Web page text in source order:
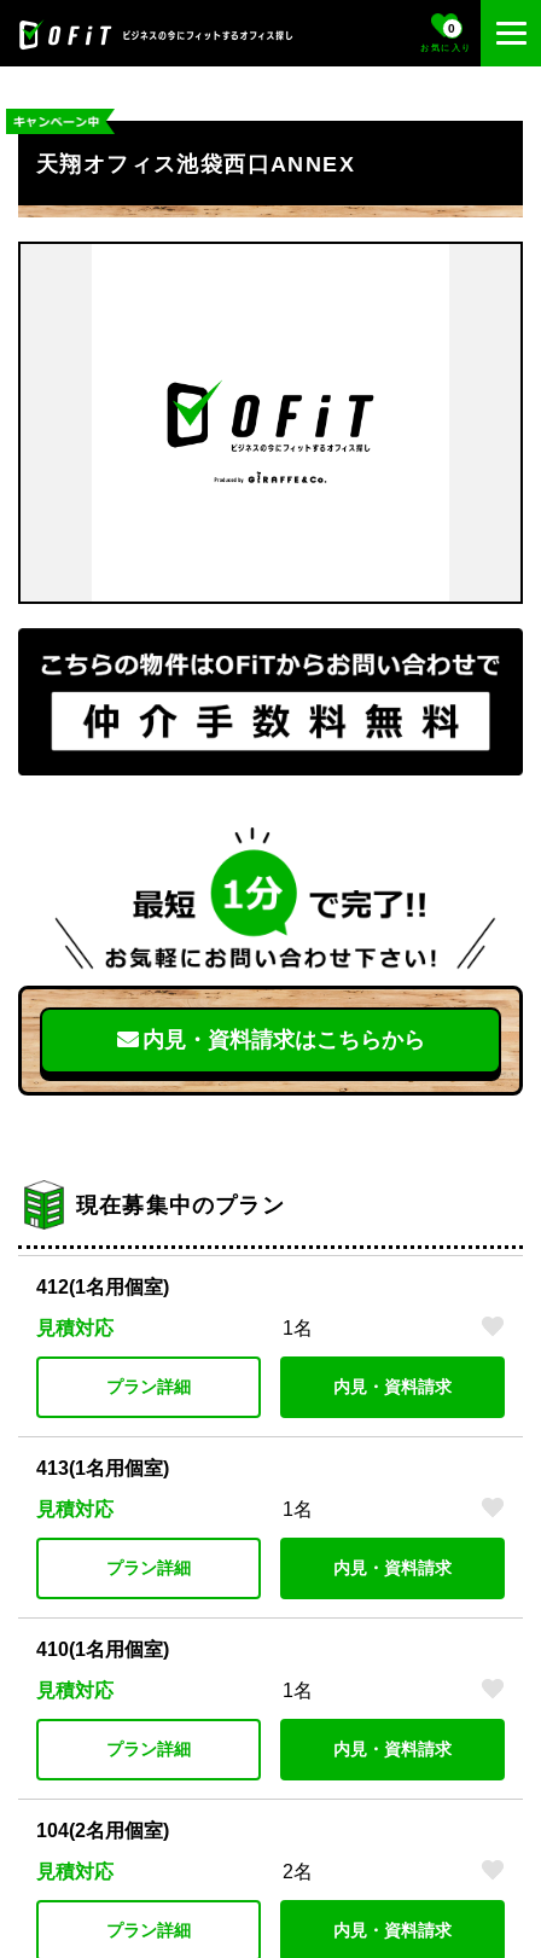
お気に入り
0
天翔オフィス池袋西口ANNEX
内見・資料請求はこちらから
現在募集中のプラン
412(1名用個室)
見積対応
1名
プラン詳細 内見・資料請求
413(1名用個室)
見積対応
1名
プラン詳細 内見・資料請求
410(1名用個室)
見積対応
1名
プラン詳細 内見・資料請求
104(2名用個室)
見積対応
2名
プラン詳細 内見・資料請求